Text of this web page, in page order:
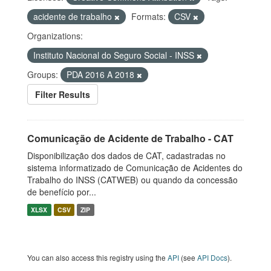
acidente de trabalho
Formats:
CSV
Organizations:
Instituto Nacional do Seguro Social - INSS
Groups:
PDA 2016 A 2018
Filter Results
Comunicação de Acidente de Trabalho - CAT
Disponibilização dos dados de CAT, cadastradas no
sistema informatizado de Comunicação de Acidentes do
Trabalho do INSS (CATWEB) ou quando da concessão
de benefício por...
XLSX CSV ZIP
You can also access this registry using the API (see API Docs).